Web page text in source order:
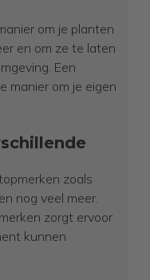
om je planten
en om ze te laten
Een
manier om je eigen
zoals
nog veel meer.
zorgt ervoor
kunnen